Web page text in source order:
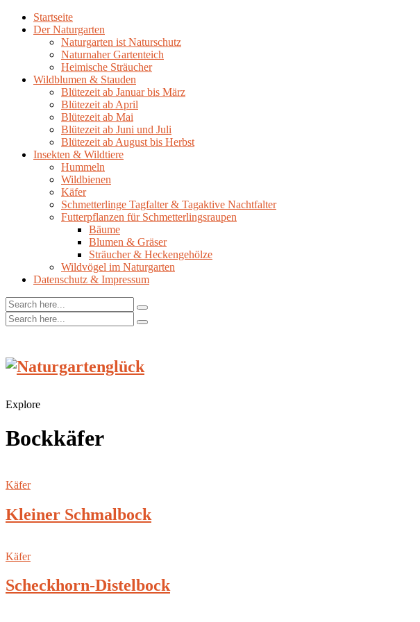
Startseite
Der Naturgarten
Naturgarten ist Naturschutz
Naturnaher Gartenteich
Heimische Sträucher
Wildblumen & Stauden
Blütezeit ab Januar bis März
Blütezeit ab April
Blütezeit ab Mai
Blütezeit ab Juni und Juli
Blütezeit ab August bis Herbst
Insekten & Wildtiere
Hummeln
Wildbienen
Käfer
Schmetterlinge Tagfalter & Tagaktive Nachtfalter
Futterpflanzen für Schmetterlingsraupen
Bäume
Blumen & Gräser
Sträucher & Heckengehölze
Wildvögel im Naturgarten
Datenschutz & Impressum
Explore
Bockkäfer
Käfer
Kleiner Schmalbock
Käfer
Scheckhorn-Distelbock